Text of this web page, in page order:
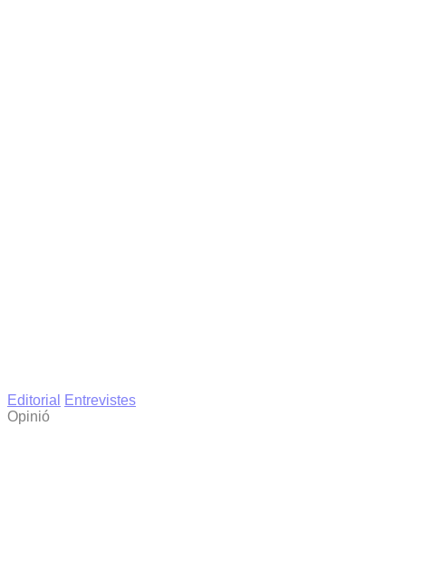
Editorial
Entrevistes
Opinió